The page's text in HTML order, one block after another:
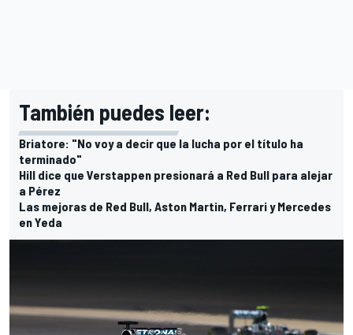
También puedes leer:
Briatore: "No voy a decir que la lucha por el título ha
terminado"
Hill dice que Verstappen presionará a Red Bull para alejar
a Pérez
Las mejoras de Red Bull, Aston Martin, Ferrari y Mercedes
en Yeda